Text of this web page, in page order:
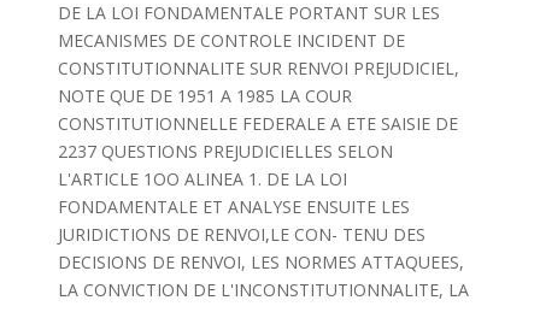
DE LA LOI FONDAMENTALE PORTANT SUR LES
MECANISMES DE CONTROLE INCIDENT DE
CONSTITUTIONNALITE SUR RENVOI PREJUDICIEL,
NOTE QUE DE 1951 A 1985 LA COUR
CONSTITUTIONNELLE FEDERALE A ETE SAISIE DE
2237 QUESTIONS PREJUDICIELLES SELON
L'ARTICLE 1OO ALINEA 1. DE LA LOI
FONDAMENTALE ET ANALYSE ENSUITE LES
JURIDICTIONS DE RENVOI,LE CON- TENU DES
DECISIONS DE RENVOI, LES NORMES ATTAQUEES,
LA CONVICTION DE L'INCONSTITUTIONNALITE, LA